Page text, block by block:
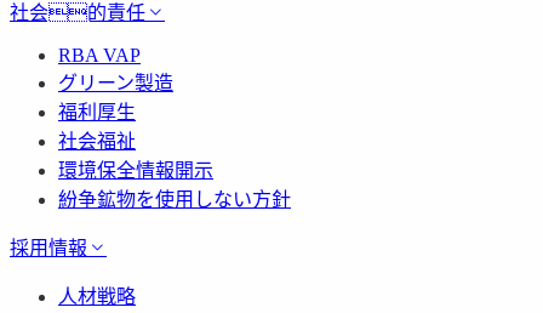
社会的責任
RBA VAP
グリーン製造
福利厚生
社会福祉
環境保全情報開示
紛争鉱物を使用しない方針
採用情報
人材戦略